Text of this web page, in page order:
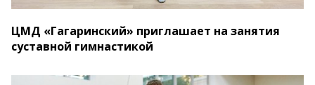
ЦМД «Гагаринский» приглашает на занятия
суставной гимнастикой